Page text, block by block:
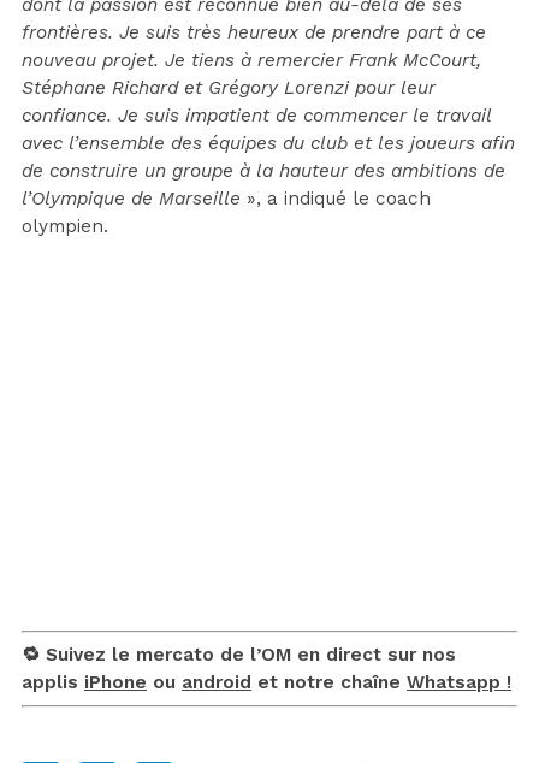
frontières. Je suis très heureux de prendre part à ce
nouveau projet. Je tiens à remercier Frank McCourt,
Stéphane Richard et Grégory Lorenzi pour leur
confiance. Je suis impatient de commencer le travail
avec l’ensemble des équipes du club et les joueurs afin
de construire un groupe à la hauteur des ambitions de
l’Olympique de Marseille », a indiqué le coach
olympien.
🔁 Suivez le mercato de l’OM en direct sur nos
applis iPhone ou android et notre chaîne Whatsapp !